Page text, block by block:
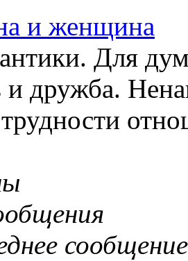
и женщина
Для
дружба.
трудности
сообщение